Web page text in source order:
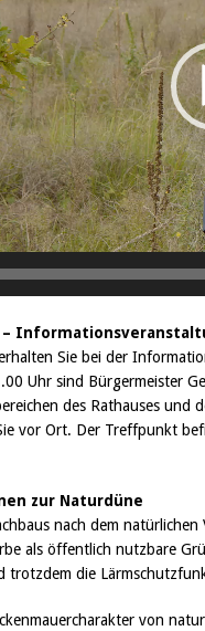
Sie bei der
Uhr sind Bürgermeister
des Rathauses und
vor Ort. Der Treffpunkt
zur Naturdüne
nach dem
als öffentlich nutzbare
trotzdem die
von